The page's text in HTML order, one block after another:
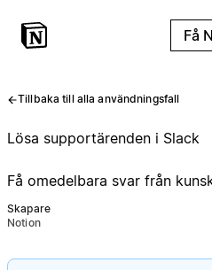
Få
Tillbaka till alla användningsfall
Lösa supportärenden i Slack
Få omedelbara svar från
Skapare
Notion